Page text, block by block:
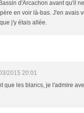
d'Arcachon avant qu'il
en voir là-bas. J'en avais
j'y étais allée.
2015 20:01
que les blancs, je l'admire